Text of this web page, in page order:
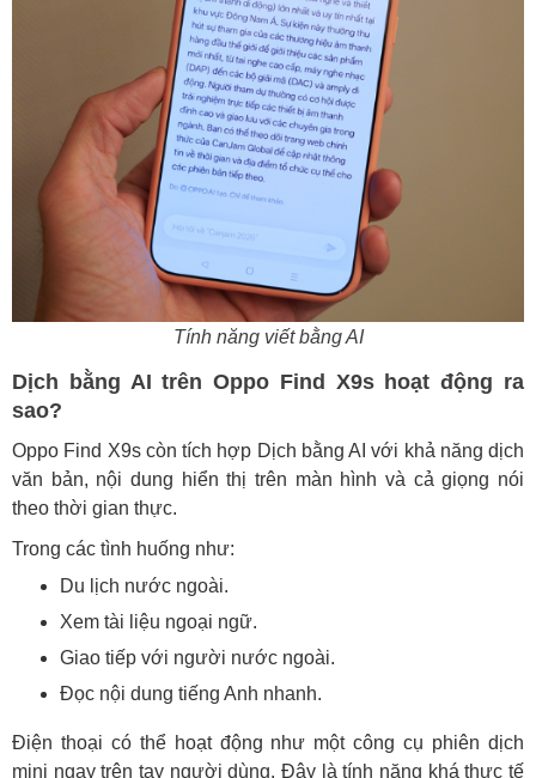
Tính năng viết bằng AI
Dịch bằng AI trên Oppo Find X9s hoạt động ra
sao?
Oppo Find X9s còn tích hợp Dịch bằng AI với khả năng dịch
văn bản, nội dung hiển thị trên màn hình và cả giọng nói
theo thời gian thực.
Trong các tình huống như:
Du lịch nước ngoài.
Xem tài liệu ngoại ngữ.
Giao tiếp với người nước ngoài.
Đọc nội dung tiếng Anh nhanh.
Điện thoại có thể hoạt động như một công cụ phiên dịch
mini ngay trên tay người dùng. Đây là tính năng khá thực tế